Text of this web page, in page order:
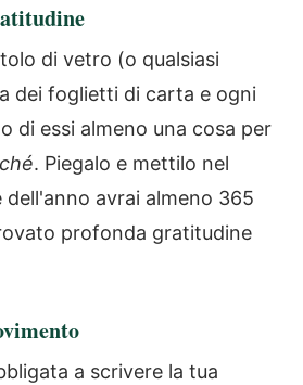
di vetro (o qualsiasi
dei foglietti di carta e ogni
di essi almeno una cosa per
. Piegalo e mettilo nel
avrai almeno 365
profonda gratitudine
a scrivere la tua